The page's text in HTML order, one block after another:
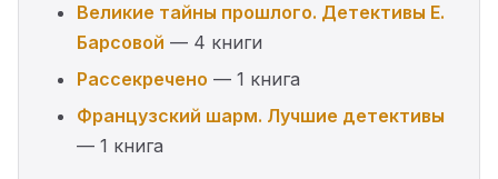
Великие тайны прошлого. Детективы Е.
Барсовой — 4 книги
Рассекречено — 1 книга
Французский шарм. Лучшие детективы
— 1 книга